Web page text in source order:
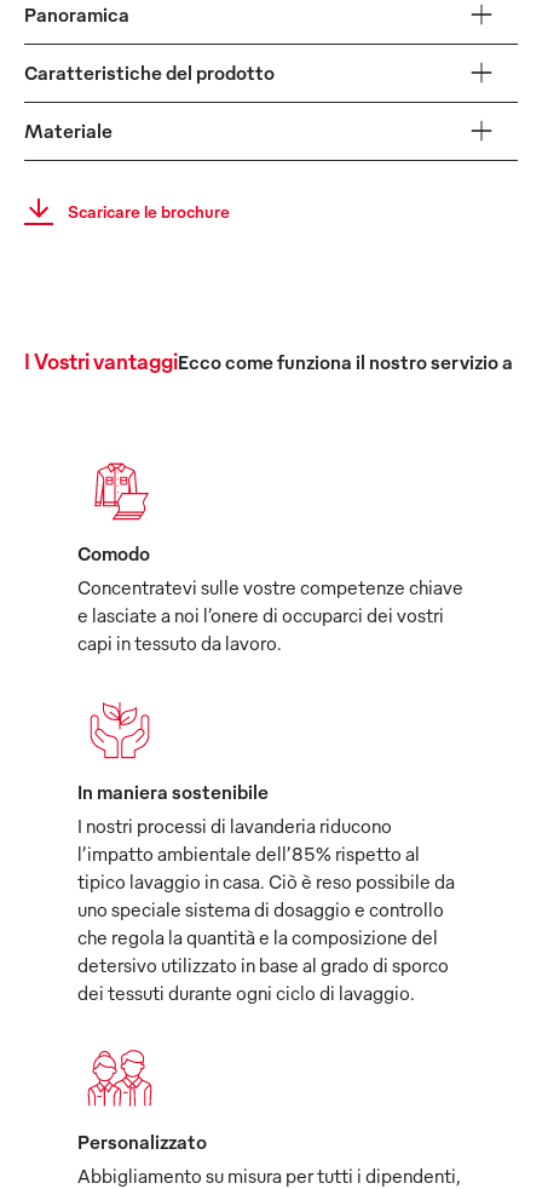
Panoramica
Caratteristiche del prodotto
Materiale
Scaricare le brochure
I Vostri vantaggiEcco come funziona il nostro servizio a
Comodo
Concentratevi sulle vostre competenze chiave
e lasciate a noi l’onere di occuparci dei vostri
capi in tessuto da lavoro.
In maniera sostenibile
I nostri processi di lavanderia riducono
l’impatto ambientale dell’85% rispetto al
tipico lavaggio in casa. Ciò è reso possibile da
uno speciale sistema di dosaggio e controllo
che regola la quantità e la composizione del
detersivo utilizzato in base al grado di sporco
dei tessuti durante ogni ciclo di lavaggio.
Personalizzato
Abbigliamento su misura per tutti i dipendenti,